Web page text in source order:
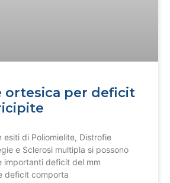
ortesica per deficit
esiti di Poliomielite, Distrofie
e Sclerosi multipla si possono
importanti deficit del mm
deficit comporta